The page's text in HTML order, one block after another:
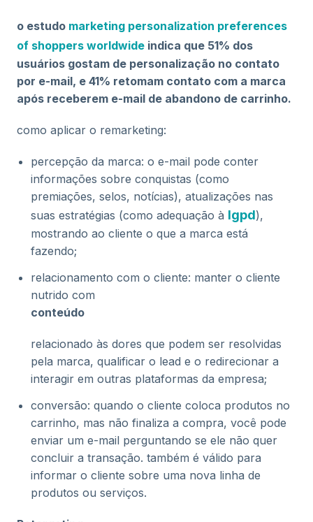
o estudo marketing personalization preferences
of shoppers worldwide indica que 51% dos
usuários gostam de personalização no contato
por e-mail, e 41% retomam contato com a marca
após receberem e-mail de abandono de carrinho.
como aplicar o remarketing:
percepção da marca: o e-mail pode conter
informações sobre conquistas (como
premiações, selos, notícias), atualizações nas
suas estratégias (como adequação à lgpd),
mostrando ao cliente o que a marca está
fazendo;
relacionamento com o cliente: manter o cliente
nutrido com
conteúdo
relacionado às dores que podem ser resolvidas
pela marca, qualificar o lead e o redirecionar a
interagir em outras plataformas da empresa;
conversão: quando o cliente coloca produtos no
carrinho, mas não finaliza a compra, você pode
enviar um e-mail perguntando se ele não quer
concluir a transação. também é válido para
informar o cliente sobre uma nova linha de
produtos ou serviços.